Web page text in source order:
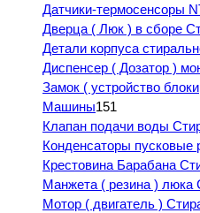
Датчики-термосенсоры
Дверца ( Люк ) в сборе
Детали корпуса
Диспенсер ( Дозатор )
Замок ( устройство
Машины151
Клапан подачи воды
Конденсаторы пусковые
Крестовина Барабана
Манжета ( резина )
Мотор ( двигатель )